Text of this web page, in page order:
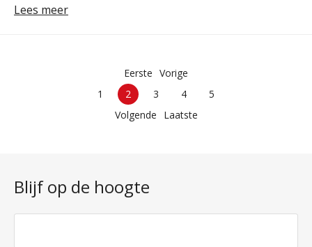
Lees meer
Eerste Vorige
1
2 3 4
5
Volgende
Laatste
Blijf op de hoogte